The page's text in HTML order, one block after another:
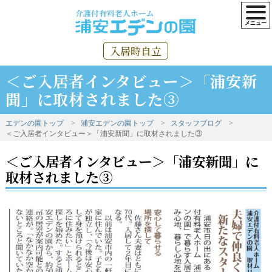
介護付有料老人ホーム
入居時自立
＜ご入居者インタビュー＞「浦安新
聞」に取材されました③
エデンの園トップ 浦安エデンの園トップ
スタッフブログ
＜ご入居者インタビュー＞「浦安新聞」に取材されました③
＜ご入居者インタビュー＞「浦安新聞」に
取材されました③